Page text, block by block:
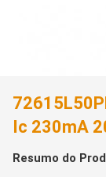
Ic 230mA
Resumo do